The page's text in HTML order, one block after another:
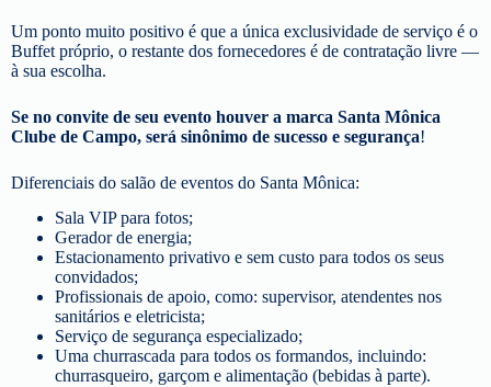
Um ponto muito positivo é que a única exclusividade de serviço é o
Buffet próprio, o restante dos fornecedores é de contratação livre —
à sua escolha.
Se no convite de seu evento houver a marca Santa Mônica
Clube de Campo, será sinônimo de sucesso e segurança!
Diferenciais do salão de eventos do Santa Mônica:
Sala VIP para fotos;
Gerador de energia;
Estacionamento privativo e sem custo para todos os seus
convidados;
Profissionais de apoio, como: supervisor, atendentes nos
sanitários e eletricista;
Serviço de segurança especializado;
Uma churrascada para todos os formandos, incluindo:
churrasqueiro, garçom e alimentação (bebidas à parte).